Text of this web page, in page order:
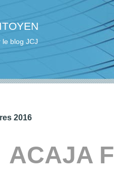
le blog JCJ
2016
ACAJA